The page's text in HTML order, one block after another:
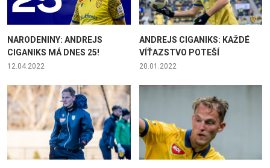
NARODENINY: ANDREJS
CIGANIKS MÁ DNES 25!
12.04.2022
ANDREJS CIGANIKS: KAŽDÉ
VÍŤAZSTVO POTEŠÍ
20.01.2022